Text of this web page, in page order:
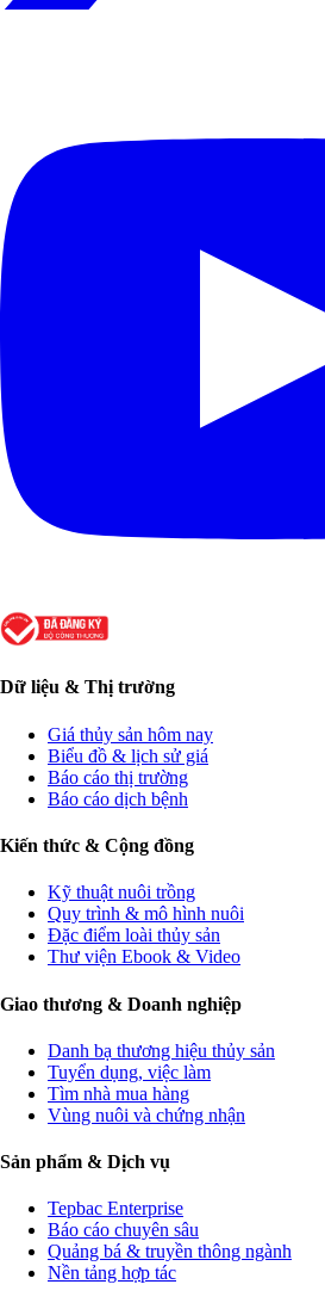
Dữ liệu & Thị trường
Giá thủy sản hôm nay
Biểu đồ & lịch sử giá
Báo cáo thị trường
Báo cáo dịch bệnh
Kiến thức & Cộng đồng
Kỹ thuật nuôi trồng
Quy trình & mô hình nuôi
Đặc điểm loài thủy sản
Thư viện Ebook & Video
Giao thương & Doanh nghiệp
Danh bạ thương hiệu thủy sản
Tuyển dụng, việc làm
Tìm nhà mua hàng
Vùng nuôi và chứng nhận
Sản phẩm & Dịch vụ
Tepbac Enterprise
Báo cáo chuyên sâu
Quảng bá & truyền thông ngành
Nền tảng hợp tác